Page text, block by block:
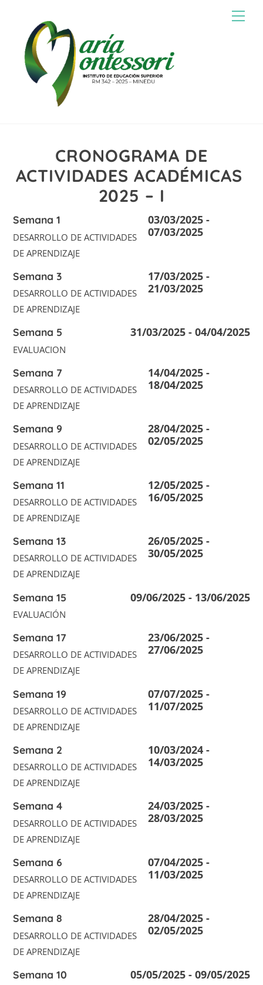
content
CRONOGRAMA DE
ACTIVIDADES ACADÉMICAS
2025 – I
Semana 1
DESARROLLO DE ACTIVIDADES
DE APRENDIZAJE
03/03/2025 -
07/03/2025
Semana 3
DESARROLLO DE ACTIVIDADES
DE APRENDIZAJE
17/03/2025 -
21/03/2025
Semana 5
EVALUACION
31/03/2025 - 04/04/2025
Semana 7
DESARROLLO DE ACTIVIDADES
DE APRENDIZAJE
14/04/2025 -
18/04/2025
Semana 9
DESARROLLO DE ACTIVIDADES
DE APRENDIZAJE
28/04/2025 -
02/05/2025
Semana 11
DESARROLLO DE ACTIVIDADES
DE APRENDIZAJE
12/05/2025 -
16/05/2025
Semana 13
DESARROLLO DE ACTIVIDADES
DE APRENDIZAJE
26/05/2025 -
30/05/2025
Semana 15
EVALUACIÓN
09/06/2025 - 13/06/2025
Semana 17
DESARROLLO DE ACTIVIDADES
DE APRENDIZAJE
23/06/2025 -
27/06/2025
Semana 19
DESARROLLO DE ACTIVIDADES
DE APRENDIZAJE
07/07/2025 -
11/07/2025
Semana 2
DESARROLLO DE ACTIVIDADES
DE APRENDIZAJE
10/03/2024 -
14/03/2025
Semana 4
DESARROLLO DE ACTIVIDADES
DE APRENDIZAJE
24/03/2025 -
28/03/2025
Semana 6
DESARROLLO DE ACTIVIDADES
DE APRENDIZAJE
07/04/2025 -
11/03/2025
Semana 8
DESARROLLO DE ACTIVIDADES
DE APRENDIZAJE
28/04/2025 -
02/05/2025
Semana 10 05/05/2025 - 09/05/2025